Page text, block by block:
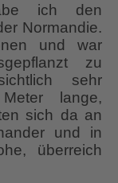
ich den
Normandie.
und war
zu
sehr
lange,
sich da an
und in
überreich